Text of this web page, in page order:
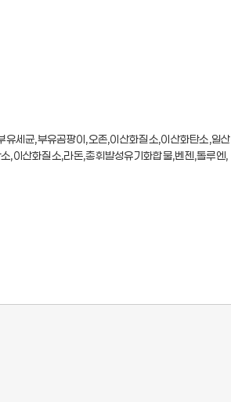
세균,부유곰팡이,오존,이산화질소,이산화탄소,일산
,이산화질소,라돈,총휘발성유기화합물,벤젠,톨루엔,